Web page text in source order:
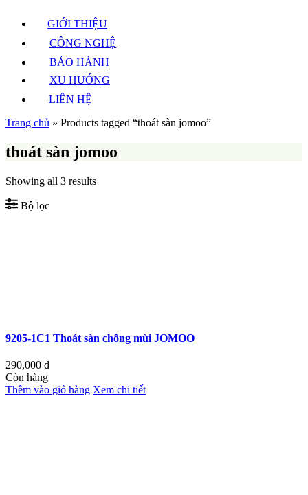
GIỚI THIỆU
CÔNG NGHỆ
BẢO HÀNH
XU HƯỚNG
LIÊN HỆ
Trang chủ » Products tagged “thoát sàn jomoo”
thoát sàn jomoo
Showing all 3 resultsSorted
Bộ lọc
9205-1C1 Thoát sàn chống mùi JOMOO
290,000 đ
Còn hàng
Thêm vào giỏ hàng Xem chi tiết